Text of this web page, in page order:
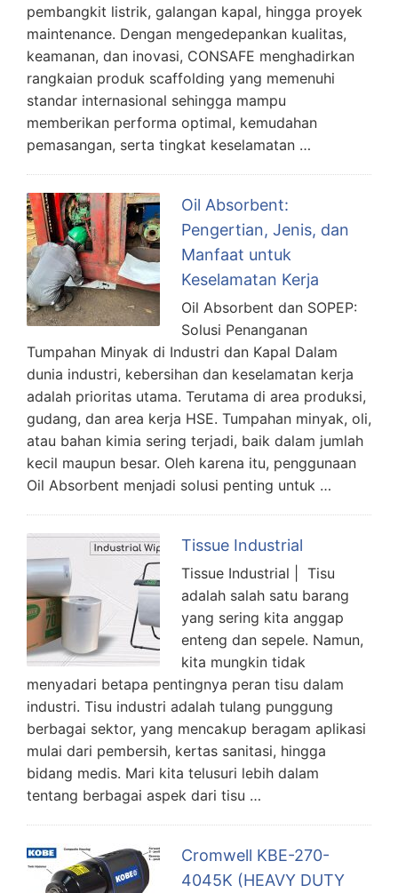
pembangkit listrik, galangan kapal, hingga proyek
maintenance. Dengan mengedepankan kualitas,
keamanan, dan inovasi, CONSAFE menghadirkan
rangkaian produk scaffolding yang memenuhi
standar internasional sehingga mampu
memberikan performa optimal, kemudahan
pemasangan, serta tingkat keselamatan …
Oil Absorbent:
Pengertian, Jenis, dan
Manfaat untuk
Keselamatan Kerja
Oil Absorbent dan SOPEP:
Solusi Penanganan
Tumpahan Minyak di Industri dan Kapal Dalam
dunia industri, kebersihan dan keselamatan kerja
adalah prioritas utama. Terutama di area produksi,
gudang, dan area kerja HSE. Tumpahan minyak, oli,
atau bahan kimia sering terjadi, baik dalam jumlah
kecil maupun besar. Oleh karena itu, penggunaan
Oil Absorbent menjadi solusi penting untuk …
Tissue Industrial
Tissue Industrial | Tisu
adalah salah satu barang
yang sering kita anggap
enteng dan sepele. Namun,
kita mungkin tidak
menyadari betapa pentingnya peran tisu dalam
industri. Tisu industri adalah tulang punggung
berbagai sektor, yang mencakup beragam aplikasi
mulai dari pembersih, kertas sanitasi, hingga
bidang medis. Mari kita telusuri lebih dalam
tentang berbagai aspek dari tisu …
Cromwell KBE-270-
4045K (HEAVY DUTY